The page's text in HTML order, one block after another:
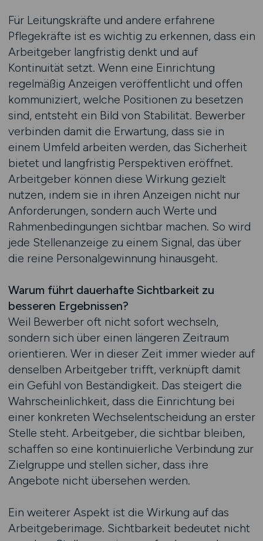
Für Leitungskräfte und andere erfahrene
Pflegekräfte ist es wichtig zu erkennen, dass ein
Arbeitgeber langfristig denkt und auf
Kontinuität setzt. Wenn eine Einrichtung
regelmäßig Anzeigen veröffentlicht und offen
kommuniziert, welche Positionen zu besetzen
sind, entsteht ein Bild von Stabilität. Bewerber
verbinden damit die Erwartung, dass sie in
einem Umfeld arbeiten werden, das Sicherheit
bietet und langfristig Perspektiven eröffnet.
Arbeitgeber können diese Wirkung gezielt
nutzen, indem sie in ihren Anzeigen nicht nur
Anforderungen, sondern auch Werte und
Rahmenbedingungen sichtbar machen. So wird
jede Stellenanzeige zu einem Signal, das über
die reine Personalgewinnung hinausgeht.
Warum führt dauerhafte Sichtbarkeit zu
besseren Ergebnissen?
Weil Bewerber oft nicht sofort wechseln,
sondern sich über einen längeren Zeitraum
orientieren. Wer in dieser Zeit immer wieder auf
denselben Arbeitgeber trifft, verknüpft damit
ein Gefühl von Beständigkeit. Das steigert die
Wahrscheinlichkeit, dass die Einrichtung bei
einer konkreten Wechselentscheidung an erster
Stelle steht. Arbeitgeber, die sichtbar bleiben,
schaffen so eine kontinuierliche Verbindung zur
Zielgruppe und stellen sicher, dass ihre
Angebote nicht übersehen werden.
Ein weiterer Aspekt ist die Wirkung auf das
Arbeitgeberimage. Sichtbarkeit bedeutet nicht